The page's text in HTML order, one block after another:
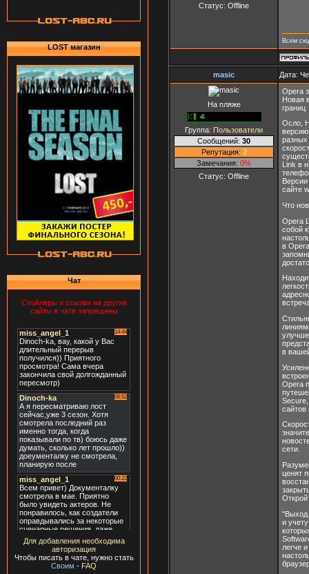
LOST магазин
Чат
Спойлеры и ссылки на другие
сайты в чате запрещены
Для добавления необходима
авторизация
Чтобы писать в чате, нужно стать
Своим - FAQ
Статус: Offline
Всем
masic Дата:
На пляже
Группа: Пользователи
Сообщений: 30
Репутация: 2
Замечания: 0%
Статус: Offline
Opera
Новая
границ
Осло,
версию
разных
Link в
сайте
Что
Opera
собой
в
в
Opera
сайтов
сети.
ценят
"Выход
и
легче